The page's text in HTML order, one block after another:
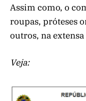
Assim como, o
roupas, próteses
outros, na
Veja: